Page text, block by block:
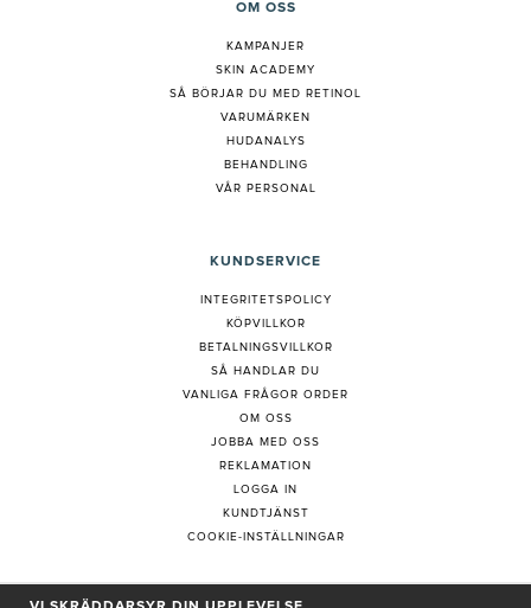
OM OSS
KAMPANJER
SKIN ACADEMY
SÅ BÖRJAR DU MED RETINOL
VARUMÄRKEN
HUDANALYS
BEHANDLING
VÅR PERSONAL
KUNDSERVICE
INTEGRITETSPOLICY
KÖPVILLKOR
BETALNINGSVILLKOR
SÅ HANDLAR DU
VANLIGA FRÅGOR ORDER
OM OSS
JOBBA MED OSS
REKLAMATION
LOGGA IN
KUNDTJÄNST
COOKIE-INSTÄLLNINGAR